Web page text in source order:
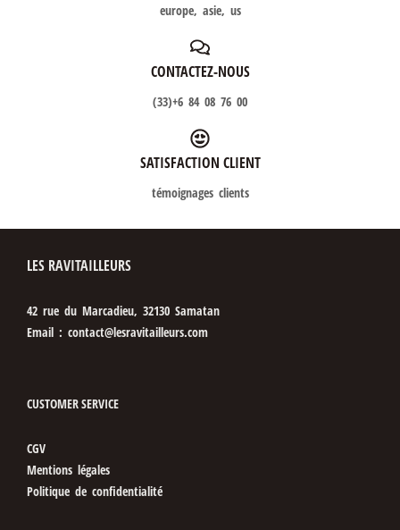
europe, asie, us
CONTACTEZ-NOUS
(33)+6 84 08 76 00
SATISFACTION CLIENT
témoignages clients
LES RAVITAILLEURS
42 rue du Marcadieu, 32130 Samatan
Email : contact@lesravitailleurs.com
CUSTOMER SERVICE
CGV
Mentions légales
Politique de confidentialité